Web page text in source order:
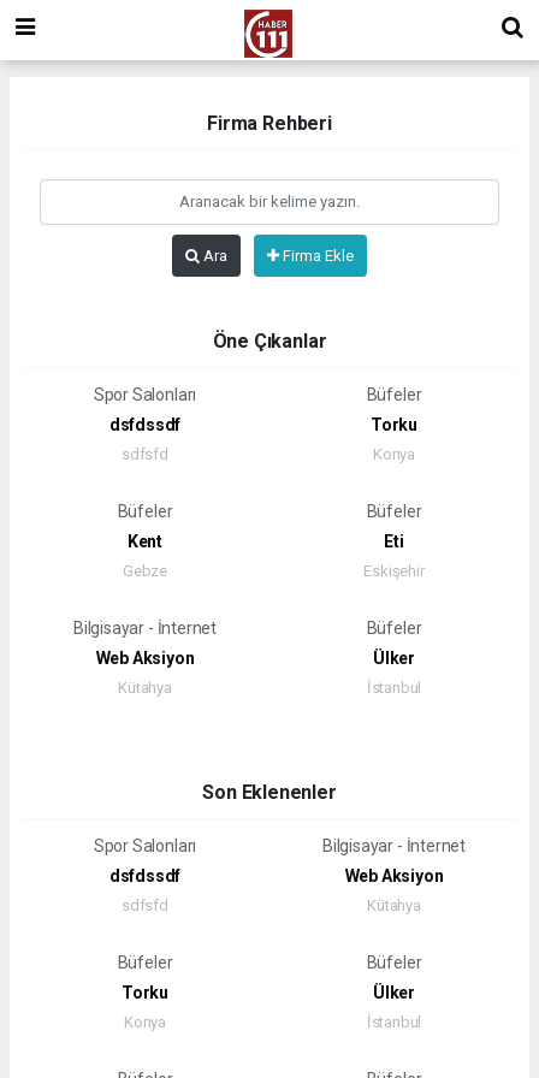
Firma Rehberi
Ara Firma Ekle
Öne Çıkanlar
Spor Salonları
dsfdssdf
sdfsfd
Büfeler
Torku
Konya
Büfeler
Kent
Gebze
Büfeler
Eti
Eskişehir
Bilgisayar - İnternet
Web Aksiyon
Kütahya
Büfeler
Ülker
İstanbul
Son Eklenenler
Spor Salonları
dsfdssdf
sdfsfd
Bilgisayar - İnternet
Web Aksiyon
Kütahya
Büfeler
Torku
Konya
Büfeler
Ülker
İstanbul